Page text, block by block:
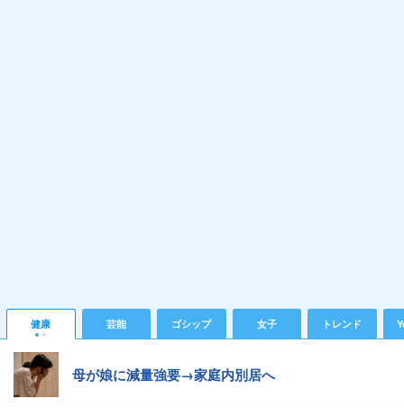
健康 芸能 ゴシップ 女子 トレンド
母が娘に減量強要→家庭内別居へ